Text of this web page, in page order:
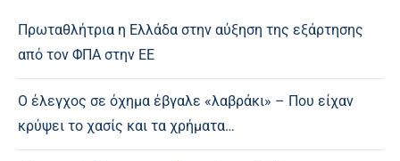
Πρωταθλήτρια η Ελλάδα στην αύξηση της εξάρτησης
από τον ΦΠΑ στην ΕΕ
Ο έλεγχος σε όχημα έβγαλε «λαβράκι» – Που είχαν
κρύψει το χασίς και τα χρήματα…